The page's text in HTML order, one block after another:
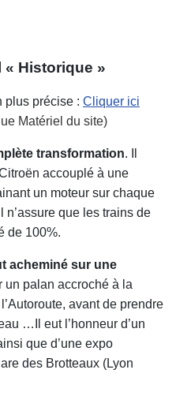
« Historique »
plus précise : Cliquer ici
Matériel du site)
transformation. Il
accouplé à une
un moteur sur chaque
que les trains de
de 100%.
acheminé sur une
un palan accroché à la
avant de prendre
…Il eut l’honneur d’un
que d’une expo
des Brotteaux (Lyon